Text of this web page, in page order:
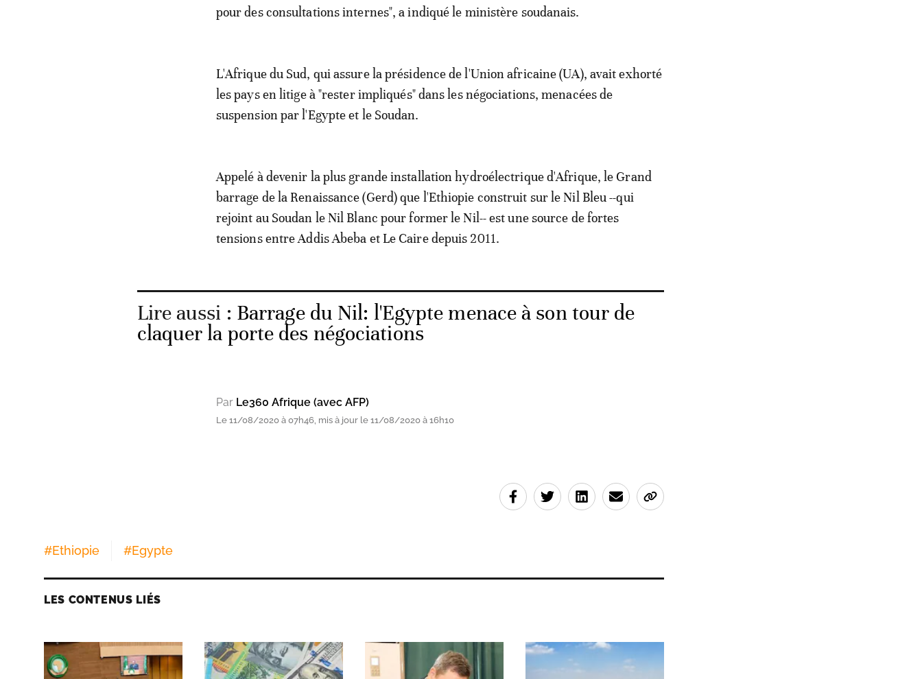
pour des consultations internes", a indiqué le ministère soudanais.
L'Afrique du Sud, qui assure la présidence de l'Union africaine (UA), avait exhorté
les pays en litige à "rester impliqués" dans les négociations, menacées de
suspension par l'Egypte et le Soudan.
Appelé à devenir la plus grande installation hydroélectrique d'Afrique, le Grand
barrage de la Renaissance (Gerd) que l'Ethiopie construit sur le Nil Bleu --qui
rejoint au Soudan le Nil Blanc pour former le Nil-- est une source de fortes
tensions entre Addis Abeba et Le Caire depuis 2011.
Lire aussi : Barrage du Nil: l'Egypte menace à son tour de
claquer la porte des négociations
Par Le360 Afrique (avec AFP)
Le 11/08/2020 à 07h46, mis à jour le 11/08/2020 à 16h10
#Ethiopie #Egypte
LES CONTENUS LIÉS